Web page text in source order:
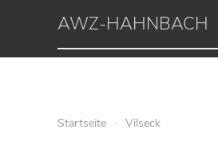
AWZ-HAHNBACH
Startseite Vilseck